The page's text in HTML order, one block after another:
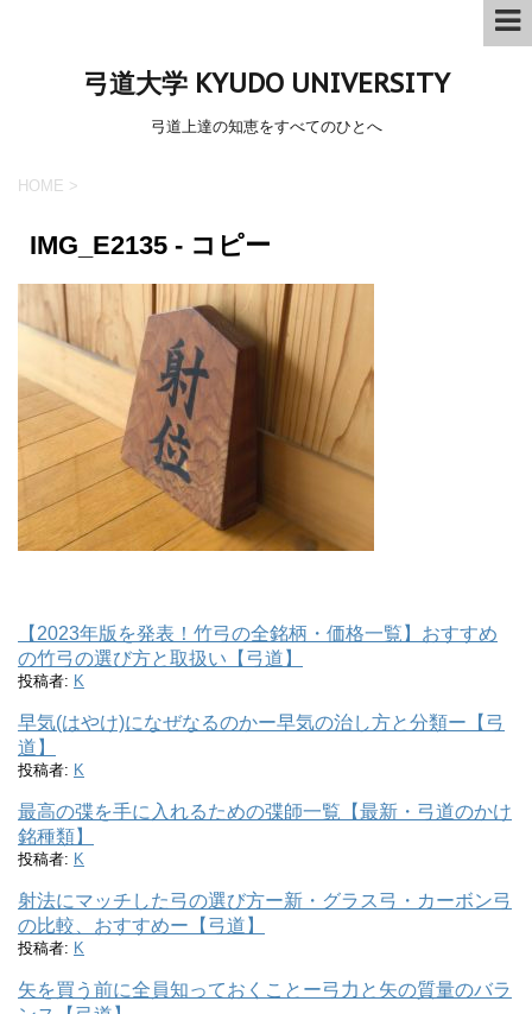
弓道大学 KYUDO UNIVERSITY
弓道上達の知恵をすべてのひとへ
HOME >
IMG_E2135 - コピー
【2023年版を発表！竹弓の全銘柄・価格一覧】おすすめ
の竹弓の選び方と取扱い【弓道】
投稿者: K
早気(はやけ)になぜなるのかー早気の治し方と分類ー【弓
道】
投稿者: K
最高の弽を手に入れるための弽師一覧【最新・弓道のかけ
銘種類】
投稿者: K
射法にマッチした弓の選び方ー新・グラス弓・カーボン弓
の比較、おすすめー【弓道】
投稿者: K
矢を買う前に全員知っておくことー弓力と矢の質量のバラ